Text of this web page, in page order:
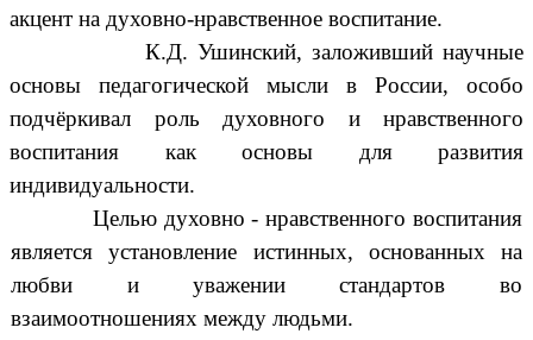
акцент на духовно-нравственное воспитание.
К.Д. Ушинский, заложивший научные
основы педагогической мысли в России, особо
подчёркивал роль духовного и нравственного
воспитания как основы для развития
индивидуальности.
Целью духовно - нравственного воспитания
является установление истинных, основанных на
любви и уважении стандартов во
взаимоотношениях между людьми.